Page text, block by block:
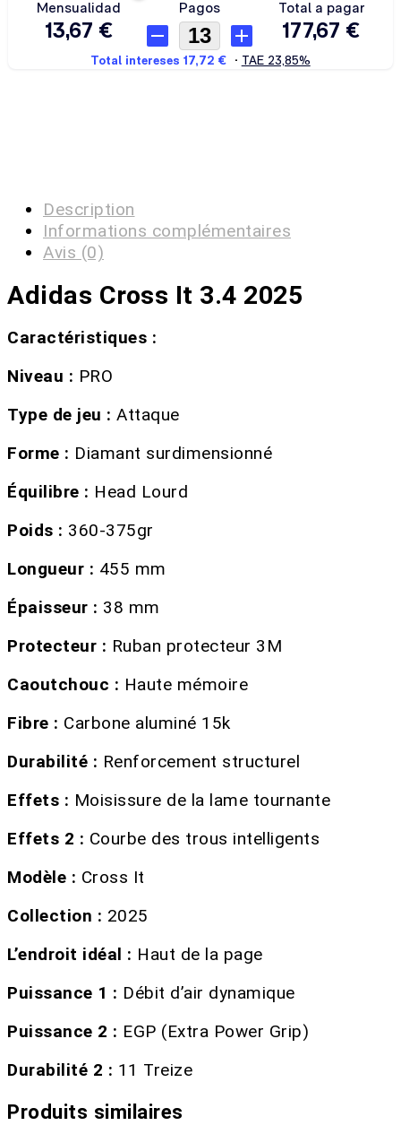
Description
Informations complémentaires
Avis (0)
Adidas Cross It 3.4 2025
Caractéristiques :
Niveau : PRO
Type de jeu : Attaque
Forme : Diamant surdimensionné
Équilibre : Head Lourd
Poids : 360-375gr
Longueur : 455 mm
Épaisseur : 38 mm
Protecteur : Ruban protecteur 3M
Caoutchouc : Haute mémoire
Fibre : Carbone aluminé 15k
Durabilité : Renforcement structurel
Effets : Moisissure de la lame tournante
Effets 2 : Courbe des trous intelligents
Modèle : Cross It
Collection : 2025
L’endroit idéal : Haut de la page
Puissance 1 : Débit d’air dynamique
Puissance 2 : EGP (Extra Power Grip)
Durabilité 2 : 11 Treize
Produits similaires